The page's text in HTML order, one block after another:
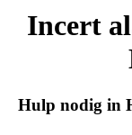
Incert
Hulp nodig in